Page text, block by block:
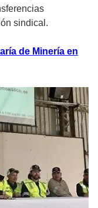
sindical.
de Minería en